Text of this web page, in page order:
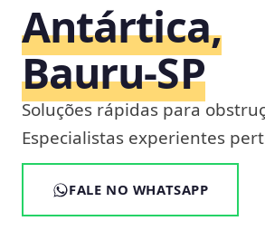
Antártica,
Bauru‑SP
Soluções rápidas para
Especialistas experientes
FALE NO WHATSAPP